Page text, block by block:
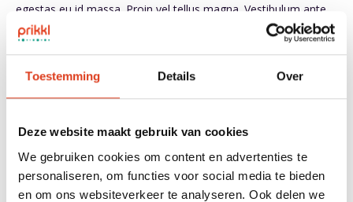
Toestemming Details Over
Deze website maakt gebruik van cookies
We gebruiken cookies om content en advertenties te
personaliseren, om functies voor social media te bieden
en om ons websiteverkeer te analyseren. Ook delen we
egestas eu id massa. Proin vel tellus magna. Vestibulum ante
ipsum primis in faucibus orci luctus et ultrices posuere cubilia
curae; Vestibulum nisl tellus, luctus in feugiat eu, bibendum
urabitur feugiat ligula non massa efficitur sollicitudin. Aliquam
egestas elementum pellentesque. Vestibulum ante ipsum
primis in faucibus orci luctus et ultrices posuere cubilia curae;